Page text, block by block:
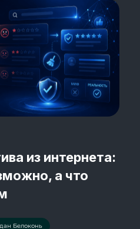
из интернета:
а что
Белоконь